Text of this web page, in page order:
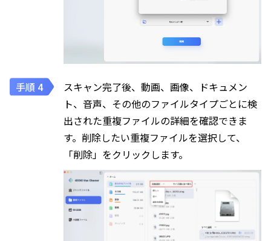
スキャン完了後、動画、画像、ドキュメン
ト、音声、その他のファイルタイプごとに検
出された重複ファイルの詳細を確認できま
す。削除したい重複ファイルを選択して、
「削除」をクリックします。